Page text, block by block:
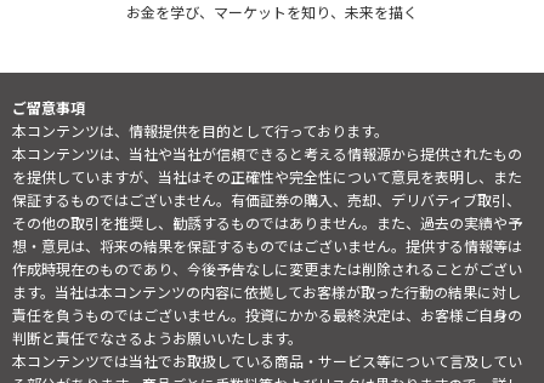
お金を学び、マーケットを知り、未来を描く
ご留意事項
本コンテンツは、情報提供を目的として行っております。
本コンテンツは、当社や当社が信頼できると考える情報源から提供されたもの
を提供していますが、当社はその正確性や完全性について意見を表明し、また
保証するものではございません。有価証券の購入、売却、デリバティブ取引、
その他の取引を推奨し、勧誘するものではありません。また、過去の実績や予
想・意見は、将来の結果を保証するものではございません。提供する情報等は
作成時現在のものであり、今後予告なしに変更または削除されることがござい
ます。当社は本コンテンツの内容に依拠してお客様が取った行動の結果に対し
責任を負うものではございません。投資にかかる最終決定は、お客様ご自身の
判断と責任でなさるようお願いいたします。
本コンテンツでは当社でお取扱している商品・サービス等について言及してい